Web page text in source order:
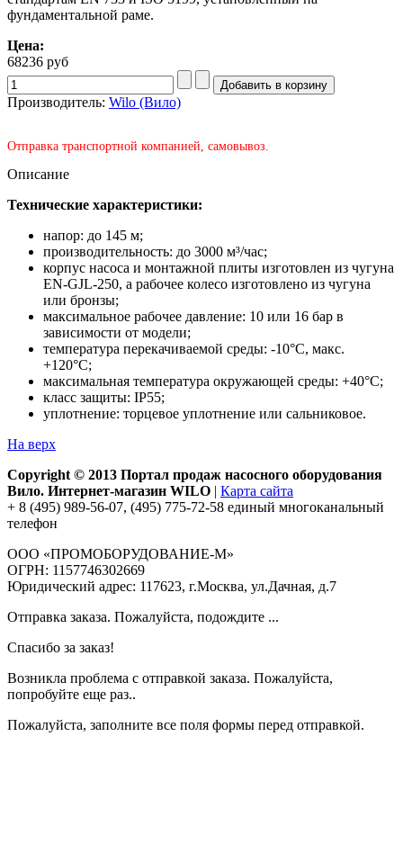
фундаментальной раме.
Цена:
68236 руб
Производитель: Wilo (Вило)
Отправка транспортной компанией, самовывоз.
Описание
Технические характеристики:
напор: до 145 м;
производительность: до 3000 м³/час;
корпус насоса и монтажной плиты изготовлен из чугуна
EN-GJL-250, а рабочее колесо изготовлено из чугуна
или бронзы;
максимальное рабочее давление: 10 или 16 бар в
зависимости от модели;
температура перекачиваемой среды: -10°С, макс.
+120°С;
максимальная температура окружающей среды: +40°С;
класс защиты: IP55;
уплотнение: торцевое уплотнение или сальниковое.
На верх
Copyright © 2013 Портал продаж насосного оборудования
Вило. Интернет-магазин WILO | Карта сайта
+ 8 (495) 989-56-07, (495) 775-72-58 единый многоканальный
телефон
ООО «ПРОМОБОРУДОВАНИЕ-М»
ОГРН: 1157746302669
Юридический адрес: 117623, г.Москва, ул.Дачная, д.7
Отправка заказа. Пожалуйста, подождите ...
Спасибо за заказ!
Возникла проблема с отправкой заказа. Пожалуйста,
попробуйте еще раз..
Пожалуйста, заполните все поля формы перед отправкой.